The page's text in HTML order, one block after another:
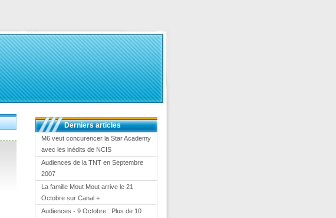
Derniers articles
M6 veut concurencer la Star Academy
avec les inédits de NCIS
Audiences de la TNT en Septembre
2007
La famille Mout Mout arrive le 21
Octobre sur Canal +
Audiences - 9 Octobre : Plus de 10